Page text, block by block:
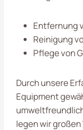
Entfernung
Reinigung
Pflege von
Durch unsere
Equipment
legen wir